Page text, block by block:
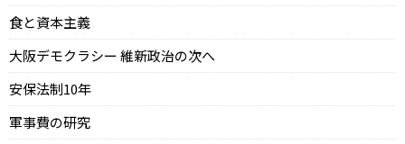
食と資本主義
大阪デモクラシー 維新政治の次へ
安保法制10年
軍事費の研究